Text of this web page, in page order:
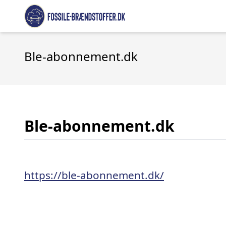
Ble-abonnement.dk
Ble-abonnement.dk
https://ble-abonnement.dk/